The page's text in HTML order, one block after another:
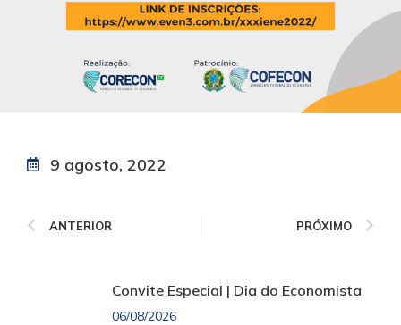
9 agosto, 2022
ANTERIOR PRÓXIMO
Convite Especial | Dia do Economista
06/08/2026